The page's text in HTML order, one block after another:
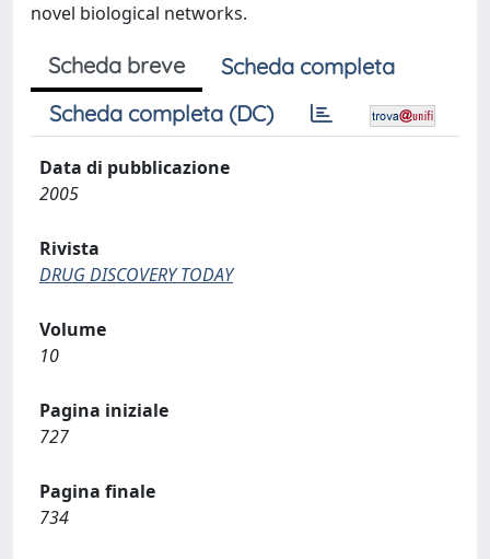
novel biological networks.
Scheda breve
Scheda completa
Scheda completa (DC)
Data di pubblicazione
2005
Rivista
DRUG DISCOVERY TODAY
Volume
10
Pagina iniziale
727
Pagina finale
734